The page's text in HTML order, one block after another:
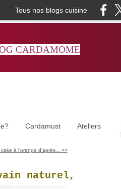
Tous nos blogs cuisine
CARDAMOME
Cardamust
Ateliers
à l’orange d’après... >>
naturel,